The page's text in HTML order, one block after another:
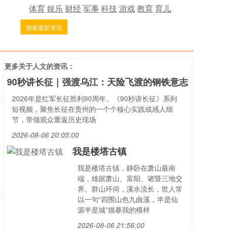
体育娱乐 财经军事科技游戏教育育儿
搜索最新资讯
更多关于人文的资讯：
90秒讲长征｜强渡乌江：天险飞渡的钢铁意志
2026年是红军长征胜利90周年。《90秒讲长征》系列
短视频，聚焦长征在贵州的一个个核心实践或感人细
节，带领观众重返历史现场
2026-08-06 20:05:00
我是楼塔古镇
我是楼塔古镇，静卧在萧山最南
端，雄踞萧山、富阳、诸暨三地交
界。群山环伺，溪水流长，世人常
以一句“四围山色九曲溪，半是仙
源半是城”描摹我的模样
2026-08-06 21:56:00